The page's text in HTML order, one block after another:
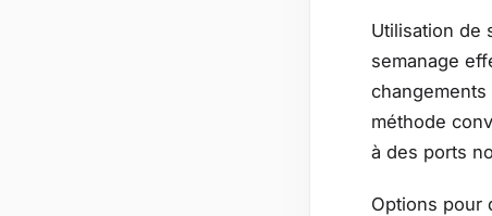
Utilisation de
semanage
méthode
à des ports
Options pour